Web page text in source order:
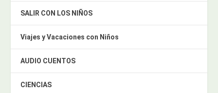
SALIR CON LOS NIÑOS
Viajes y Vacaciones con Niños
AUDIO CUENTOS
CIENCIAS